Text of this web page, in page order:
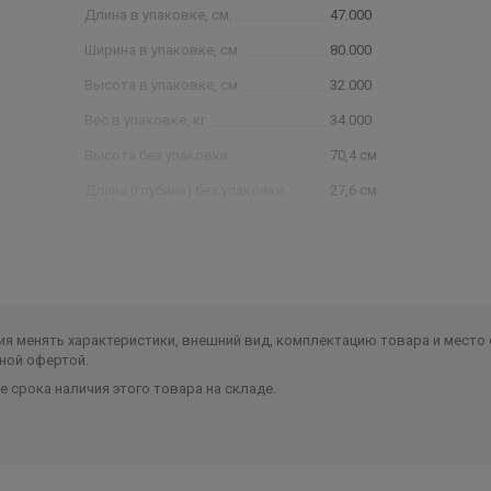
расцепитель, датчик уровня теплоносителя, датчик
мм специальной конструкции с пониженной ваттной
ТЭНов;
на основе PID-регулирования сокращает расходы на
Длина в упаковке, см. 47.000
Ширина в упаковке, см. 80.000
Высота в упаковке, см. 32.000
Вес в упаковке, кг 34.000
70,4 см
27,6 см
менять характеристики, внешний вид, комплектацию товара и место
офертой.
наличия этого товара на складе.